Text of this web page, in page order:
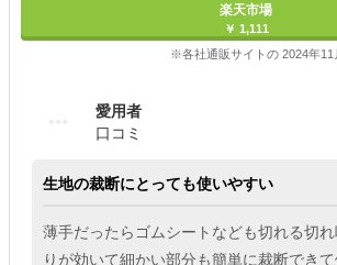
楽天市場
￥ 1,111
※各社通販サイトの 2024年11
愛用者
口コミ
生地の裁断にとっても使いやすい
薄手だったらゴムシートなども切れる切
りが効いて細かい部分も簡単に裁断でき